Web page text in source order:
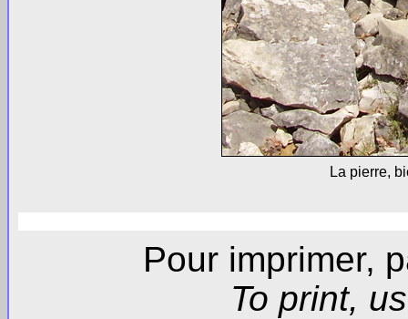
La pierre,
Pour imprimer,
To print,